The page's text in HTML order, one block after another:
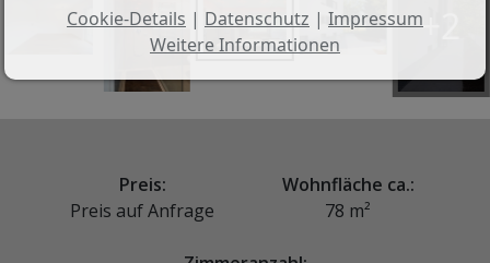
+2
Preis:
Preis auf Anfrage
Wohnfläche ca.:
78 m²
Cookie-Details | Datenschutz | Impressum
Weitere Informationen